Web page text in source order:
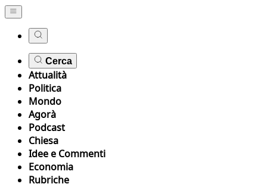
Cerca
Attualità
Politica
Mondo
Agorà
Podcast
Chiesa
Idee e Commenti
Economia
Rubriche